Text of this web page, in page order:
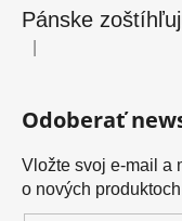
Pánske
Hodnotenie
Odoberať
Vložte svoj e-mail a
o nových